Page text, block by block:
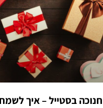
חנוכה בסטייל – איך